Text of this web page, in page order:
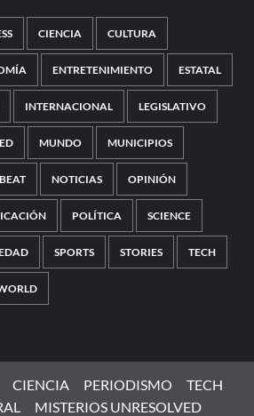
CIENCIA CULTURA
ENTRETENIMIENTO ESTATAL
INTERNACIONAL LEGISLATIVO
MUNDO MUNICIPIOS
NOTICIAS OPINIÓN
POLÍTICA SCIENCE
SPORTS STORIES TECH
CIENCIA PERIODISMO
TECH
MISTERIOS UNRESOLVED